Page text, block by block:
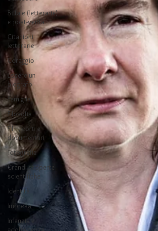
Bufale (letterarie)
e post-verità
Citazioni
letterarie
Coraggio
Essere un
biografo
Famiglia
Filosofia
Film, corti e
documentari
Fotografia
Grandi scoperte
scientifiche
Identità
Impresa
Infanzia e